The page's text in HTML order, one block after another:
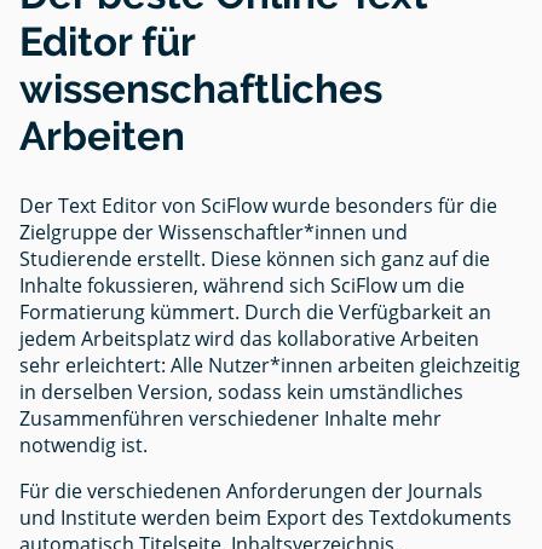
Editor für
wissenschaftliches
Arbeiten
Der Text Editor von SciFlow wurde besonders für die
Zielgruppe der Wissenschaftler*innen und
Studierende erstellt. Diese können sich ganz auf die
Inhalte fokussieren, während sich SciFlow um die
Formatierung kümmert. Durch die Verfügbarkeit an
jedem Arbeitsplatz wird das kollaborative Arbeiten
sehr erleichtert: Alle Nutzer*innen arbeiten gleichzeitig
in derselben Version, sodass kein umständliches
Zusammenführen verschiedener Inhalte mehr
notwendig ist.
Für die verschiedenen Anforderungen der Journals
und Institute werden beim Export des Textdokuments